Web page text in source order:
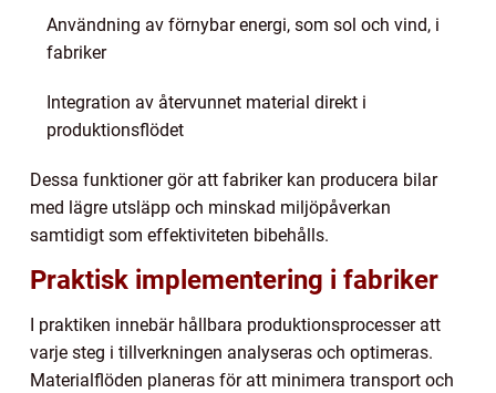
Användning av förnybar energi, som sol och vind, i
fabriker
Integration av återvunnet material direkt i
produktionsflödet
Dessa funktioner gör att fabriker kan producera bilar
med lägre utsläpp och minskad miljöpåverkan
samtidigt som effektiviteten bibehålls.
Praktisk implementering i fabriker
I praktiken innebär hållbara produktionsprocesser att
varje steg i tillverkningen analyseras och optimeras.
Materialflöden planeras för att minimera transport och